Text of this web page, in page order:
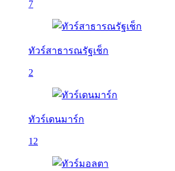
7
ทัวร์สาธารณรัฐเช็ก
2
ทัวร์เดนมาร์ก
12